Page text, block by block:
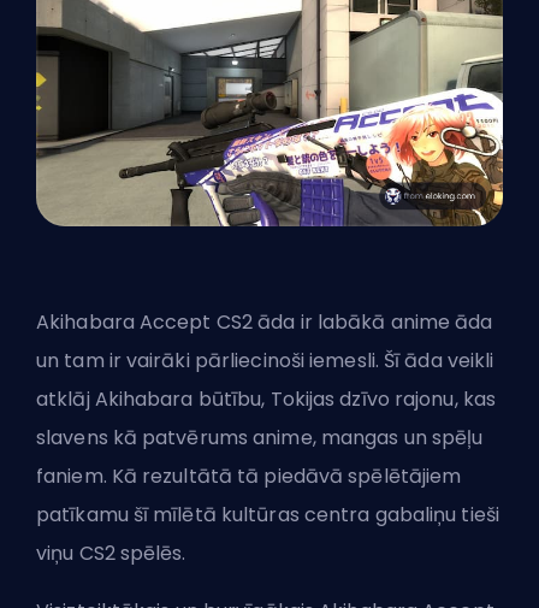
Akihabara Accept CS2 āda ir labākā anime āda
un tam ir vairāki pārliecinoši iemesli. Šī āda veikli
atklāj Akihabara būtību, Tokijas dzīvo rajonu, kas
slavens kā patvērums anime, mangas un spēļu
faniem. Kā rezultātā tā piedāvā spēlētājiem
patīkamu šī mīlētā kultūras centra gabaliņu tieši
viņu CS2 spēlēs.